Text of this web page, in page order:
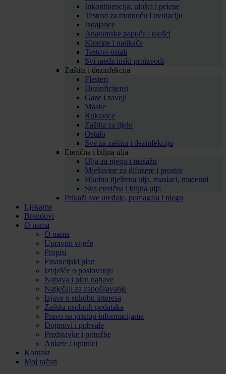
Inkontinencija, ulošci i pelene
Testovi za trudnoću i ovulaciju
Izdajalice
Anatomske papuče i ulošci
Klompe i natikače
Testovi-ostali
Svi medicinski proizvodi
Zaštita i dezinfekcija
Flasteri
Dezinficijensi
Gaze i zavoji
Maske
Rukavice
Zaštita za tijelo
Ostalo
Sve za zaštitu i dezinfekciju
Eterična i biljna ulja
Ulja za njegu i masažu
Mješavine za difuzere i prostor
Hladno tiještena ulja, maslaci, macerati
Sva eterična i biljna ulja
Prikaži sve uređaje, pomagala i njegu
Ljekarne
Brendovi
O nama
O nama
Upravno vijeće
Propisi
Financijski plan
Izvješće o poslovanju
Nabava i plan nabave
Natječaji za zapošljavanje
Izjave o sukobu interesa
Zaštita osobnih podataka
Pravo na pristup informacijama
Dojmovi i pohvale
Predstavke i pritužbe
Ankete i upitnici
Kontakt
Moj račun